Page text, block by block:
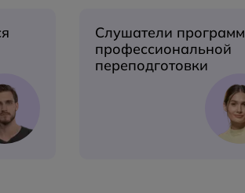
Слушатели программ
профессиональной
переподготовки